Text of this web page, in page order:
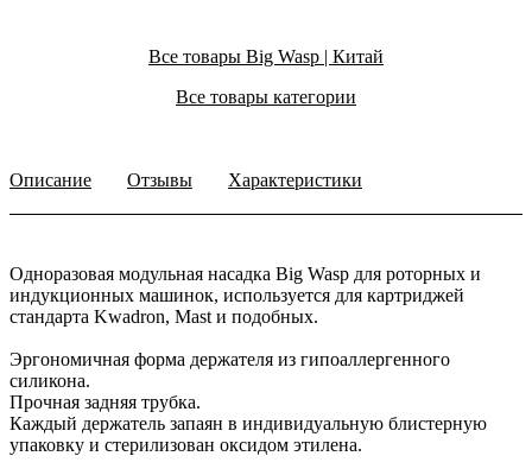
Все товары Big Wasp | Китай
Все товары категории
Описание Отзывы Характеристики
Одноразовая модульная насадка Big Wasp для роторных и
индукционных машинок, используется для картриджей
стандарта Kwadron, Mast и подобных.
Эргономичная форма держателя из гипоаллергенного
силикона.
Прочная задняя трубка.
Каждый держатель запаян в индивидуальную блистерную
упаковку и стерилизован оксидом этилена.